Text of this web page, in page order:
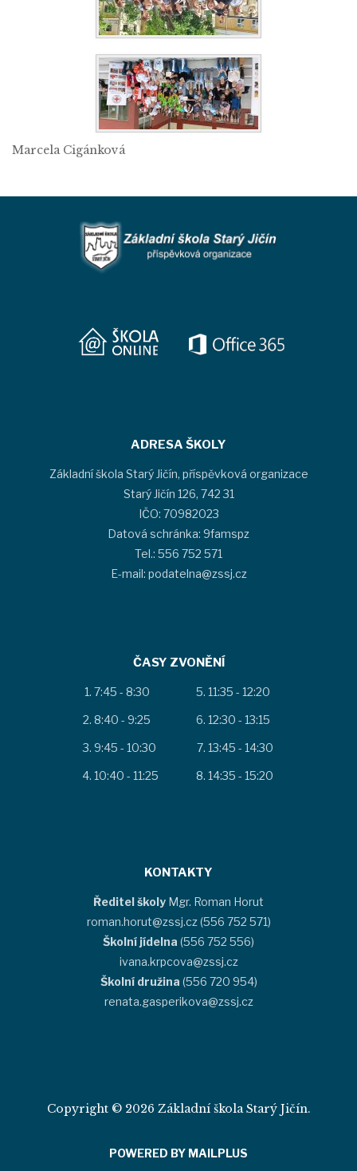
Marcela Cigánková
ADRESA ŠKOLY
Základní škola Starý Jičín, příspěvková organizace
Starý Jičín 126, 742 31
IČO: 70982023
Datová schránka: 9famspz
Tel.: 556 752 571
E-mail: podatelna@zssj.cz
ČASY ZVONĚNÍ
7:45 - 8:30
8:40 - 9:25
9:45 - 10:30
10:40 - 11:25
11:35 - 12:20
12:30 - 13:15
13:45 - 14:30
14:35 - 15:20
KONTAKTY
Ředitel školy Mgr. Roman Horut
roman.horut@zssj.cz (556 752 571)
Školní jídelna (556 752 556)
ivana.krpcova@zssj.cz
Školní družina (556 720 954)
renata.gasperikova@zssj.cz
Copyright © 2026 Základní škola Starý Jičín.
POWERED BY MAILPLUS